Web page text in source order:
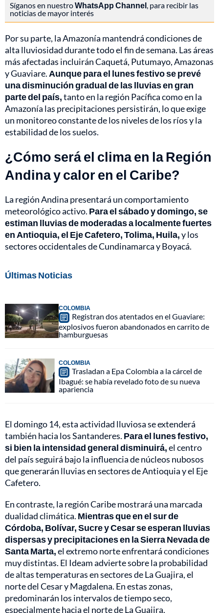
Síganos en nuestroWhatsApp Channel, para recibir las
noticias de mayor interés
Por su parte, la Amazonía mantendrá condiciones de
alta lluviosidad durante todo el fin de semana. Las áreas
más afectadas incluirán Caquetá, Putumayo, Amazonas
y Guaviare. Aunque para el lunes festivo se prevé
una disminución gradual de las lluvias en gran
parte del país,tanto en la región Pacífica como en la
Amazonía las precipitaciones persistirán, lo que exige
un monitoreo constante de los niveles de los ríos y la
estabilidad de los suelos.
¿Cómo será el clima en la Región
Andina y calor en el Caribe?
La región Andina presentará un comportamiento
meteorológico activo. Para el sábado y domingo, se
estiman lluvias de moderadas a localmente fuertes
en Antioquia, el Eje Cafetero, Tolima, Huila,y los
sectores occidentales de Cundinamarca y Boyacá.
Últimas Noticias
COLOMBIA
Registran dos atentados en el Guaviare:
explosivos fueron abandonados en carrito de
hamburguesas
COLOMBIA
Trasladan a Epa Colombia a la cárcel de
Ibagué: se había revelado foto de su nueva
apariencia
El domingo 14, esta actividad lluviosa se extenderá
también hacia los Santanderes. Para el lunes festivo,
si bien la intensidad general disminuirá,el centro
del país seguirá bajo la influencia de núcleos nubosos
que generarán lluvias en sectores de Antioquia y el Eje
Cafetero.
En contraste, la región Caribe mostrará una marcada
dualidad climática. Mientras que en el sur de
Córdoba, Bolívar, Sucre y Cesar se esperan lluvias
dispersas y precipitaciones en la Sierra Nevada de
Santa Marta,el extremo norte enfrentará condiciones
muy distintas. El Ideam advierte sobre la probabilidad
de altas temperaturas en sectores de La Guajira, el
norte del Cesar y Magdalena. En estas zonas,
predominarán los intervalos de tiempo seco,
especialmente hacia el norte de La Guajira.